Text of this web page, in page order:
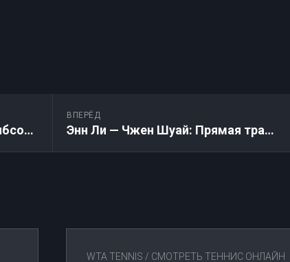
ВПЕРЁД
Энн Ли — Чжен Шуай: Прямая трансляция онлайн 05.05.2026
Мартина Тревисан — Талия Гибсон: Прямая трансляция онлайн 05.05.2026
WTA TENNIS / СМОТРЕТЬ ТЕННИС ОНЛАЙН